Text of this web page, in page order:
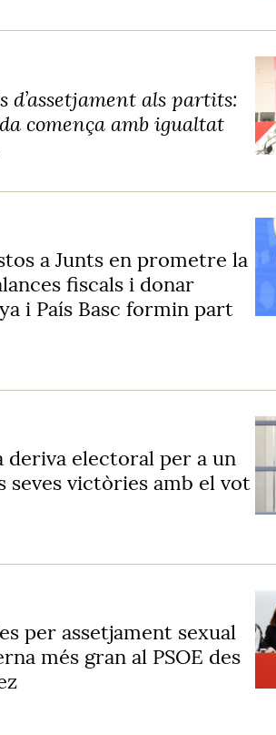
d’assetjament als partits:
comença amb igualtat
a Junts en prometre la
fiscals i donar
i País Basc formin part
deriva electoral per a un
seves victòries amb el vot
per assetjament sexual
més gran al PSOE des